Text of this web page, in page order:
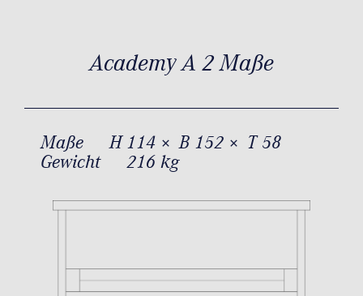
Academy A 2 Maße
Maße
H 114 × B 152 × T 58
Gewicht
216 kg